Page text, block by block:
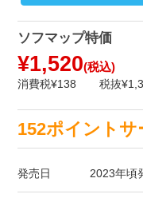
ソフマップ特価
¥1,520(税込)
消費税¥138 税抜
152ポイント
発売日 2023年頃